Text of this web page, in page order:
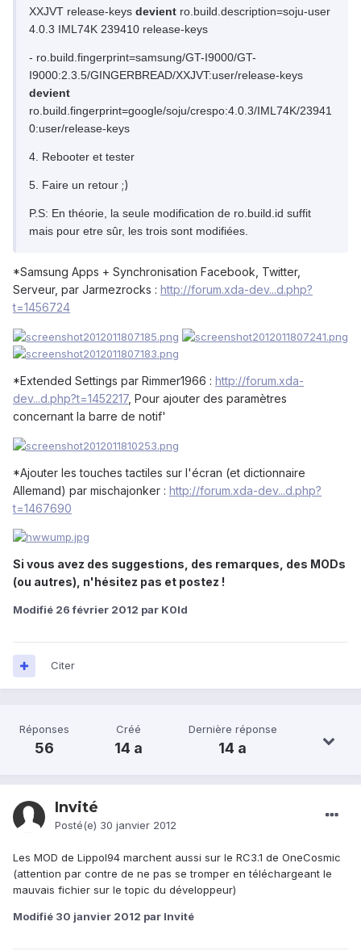
XXJVT release-keys devient ro.build.description=soju-user
4.0.3 IML74K 239410 release-keys
- ro.build.fingerprint=samsung/GT-I9000/GT-
I9000:2.3.5/GINGERBREAD/XXJVT:user/release-keys
devient
ro.build.fingerprint=google/soju/crespo:4.0.3/IML74K/23941
0:user/release-keys
4. Rebooter et tester
5. Faire un retour ;)
P.S: En théorie, la seule modification de ro.build.id suffit
mais pour etre sûr, les trois sont modifiées.
*Samsung Apps + Synchronisation Facebook, Twitter,
Serveur, par Jarmezrocks : http://forum.xda-dev...d.php?
t=1456724
*Extended Settings par Rimmer1966 : http://forum.xda-
dev...d.php?t=1452217, Pour ajouter des paramètres
concernant la barre de notif'
*Ajouter les touches tactiles sur l'écran (et dictionnaire
Allemand) par mischajonker : http://forum.xda-dev...d.php?
t=1467690
Si vous avez des suggestions, des remarques, des MODs
(ou autres), n'hésitez pas et postez !
Modifié 26 février 2012 par K0ld
Citer
Réponses
56
Créé
14 a
Dernière réponse
14 a
Invité
Posté(e) 30 janvier 2012
Les MOD de Lippol94 marchent aussi sur le RC3.1 de OneCosmic
(attention par contre de ne pas se tromper en téléchargeant le
mauvais fichier sur le topic du développeur)
Modifié 30 janvier 2012 par Invité